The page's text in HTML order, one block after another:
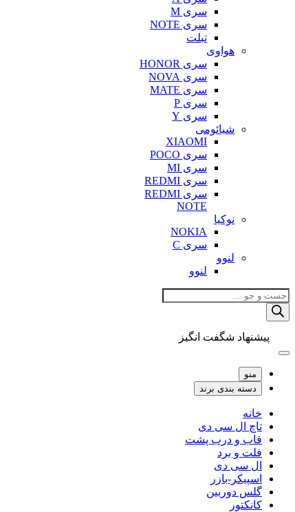
سری M
سری NOTE
تبلت
هواوی
سری HONOR
سری NOVA
سری MATE
سری P
سری Y
شیائومی
XIAOMI
سری POCO
سری MI
سری REDMI
سری REDMI
NOTE
نوکیا
NOKIA
سری C
لنوو
لنوو
Products
search
پیشنهاد شگفت انگیز
منو
دسته بندی برند
خانه
تاچ ال سی دی
قاب و درب پشت
فلت و برد
ال سی دی
اسپیکر-بازر
گلس دوربین
کانکتور